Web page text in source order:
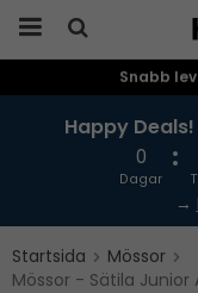
Snabb
Happy
0
Dagar
→
Startsida
Mössor
Mössor - Sätila